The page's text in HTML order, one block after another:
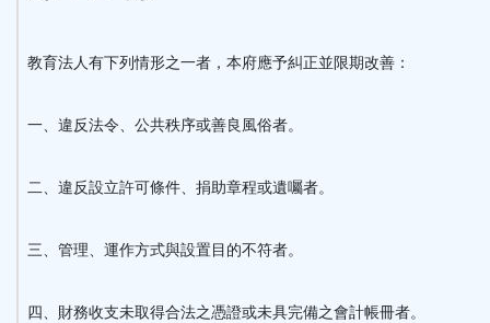
教育法人有下列情形之一者，本府應予糾正並限期改善：
一、違反法令、公共秩序或善良風俗者。
二、違反設立許可條件、捐助章程或遺囑者。
三、管理、運作方式與設置目的不符者。
四、財務收支未取得合法之憑證或未具完備之會計帳冊者。